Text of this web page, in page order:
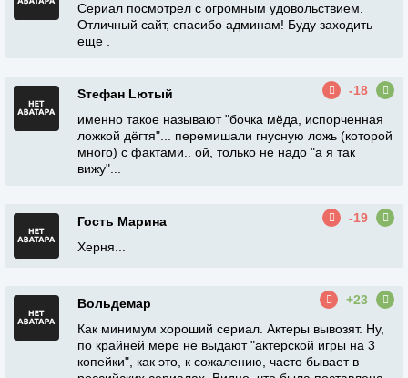
Сериал посмотрел с огромным удовольствием.
Отличный сайт, спасибо админам! Буду заходить
еще .
Sтефан Lютый
-18
именно такое называют "бочка мёда, испорченная
ложкой дёгтя"... перемишали гнусную ложь (которой
много) с фактами.. ой, только не надо "а я так
вижу"...
Гость Марина
-19
Херня...
Вольдемар
+23
Как минимум хороший сериал. Актеры вывозят. Ну,
по крайней мере не выдают "актерской игры на 3
копейки", как это, к сожалению, часто бывает в